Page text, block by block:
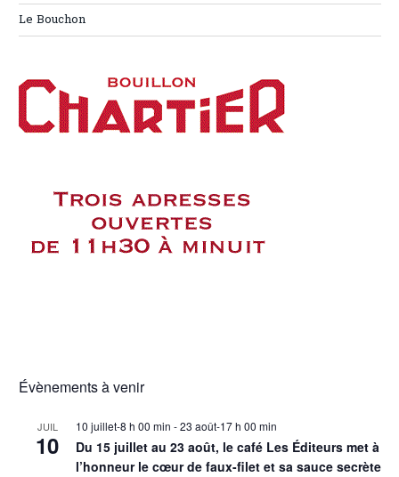
Le Bouchon
Évènements à venir
JUIL
10
10 juillet-8 h 00 min -23 août-17 h 00 min
Du 15 juillet au 23 août, le café Les Éditeurs met à
l’honneur le cœur de faux-filet et sa sauce secrète